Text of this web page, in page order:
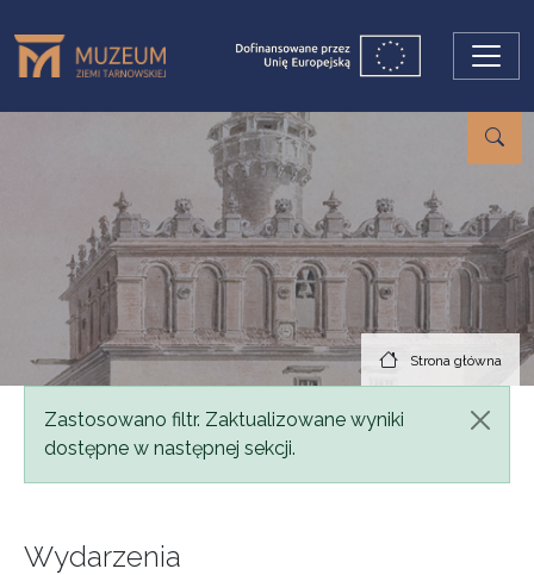
Strona główna
Komunikat
Zastosowano filtr. Zaktualizowane wyniki
dostępne w następnej sekcji.
Wydarzenia